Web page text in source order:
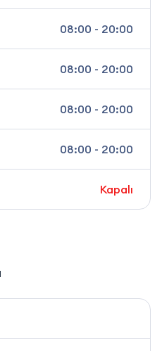
08:00 - 20:00
08:00 - 20:00
08:00 - 20:00
08:00 - 20:00
Kapalı